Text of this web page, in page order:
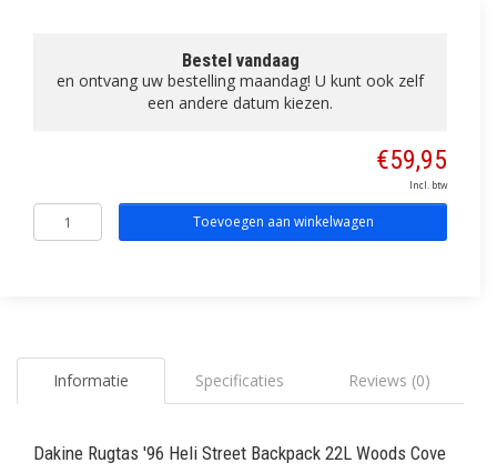
Bestel vandaag
en ontvang uw bestelling maandag! U kunt ook zelf
een andere datum kiezen.
€59,95
Incl. btw
Toevoegen aan winkelwagen
Informatie Specificaties Reviews (0)
Dakine Rugtas '96 Heli Street Backpack 22L Woods Cove